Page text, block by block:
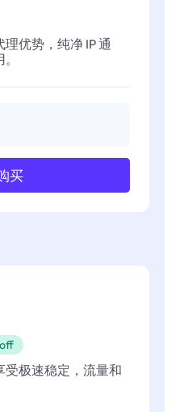
优势，纯净 IP 通
买
受极速稳定，流量和